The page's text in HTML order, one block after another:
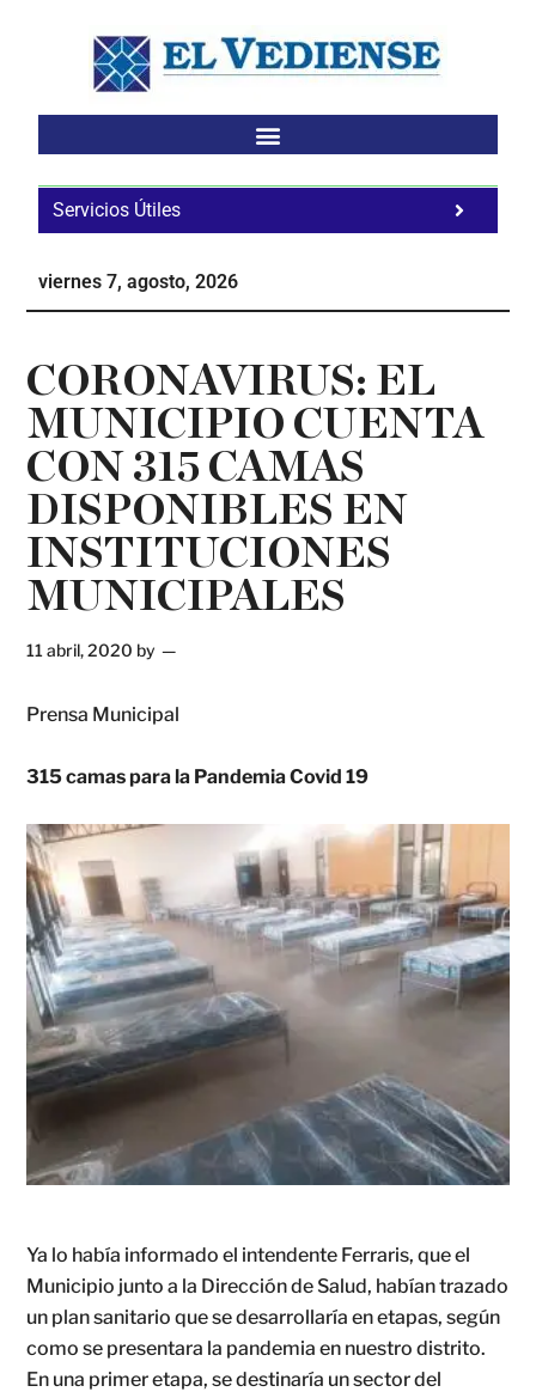
Servicios Útiles
viernes 7, agosto, 2026
CORONAVIRUS: EL
MUNICIPIO CUENTA
CON 315 CAMAS
DISPONIBLES EN
INSTITUCIONES
MUNICIPALES
11 abril, 2020 by
Prensa Municipal
315 camas para la Pandemia Covid 19
Ya lo había informado el intendente Ferraris, que el
Municipio junto a la Dirección de Salud, habían trazado
un plan sanitario que se desarrollaría en etapas, según
como se presentara la pandemia en nuestro distrito.
En una primer etapa, se destinaría un sector del